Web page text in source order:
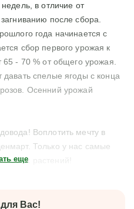
в отличие от
после сбора.
года начинается с
сбор первого урожая к
- 70 % от общего урожая.
давать спелые ягоды с конца
Осенний урожай
Воплотить мечту в
Только у нас самые
любых растений!
еще
Вас!